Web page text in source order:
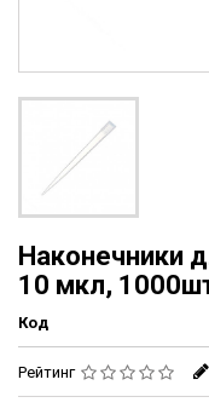
Наконечники
10 мкл,
Код
Рейтинг